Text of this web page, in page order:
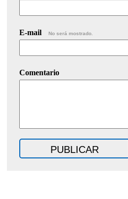
E-mail No será mostrado.
Comentario